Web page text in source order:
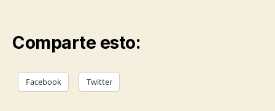
Comparte esto:
Facebook Twitter